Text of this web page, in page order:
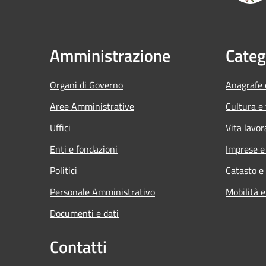
Amministrazione
Organi di Governo
Aree Amministrative
Uffici
Enti e fondazioni
Politici
Personale Amministrativo
Documenti e dati
Cultura
Vita
Imprese
Catasto
Mobilità
Contatti